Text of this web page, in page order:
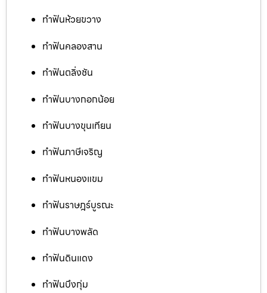
ทำฟันห้วยขวาง
ทำฟันคลองสาน
ทำฟันตลิ่งชัน
ทำฟันบางกอกน้อย
ทำฟันบางขุนเทียน
ทำฟันภาษีเจริญ
ทำฟันหนองแขม
ทำฟันราษฎร์บูรณะ
ทำฟันบางพลัด
ทำฟันดินแดง
ทำฟันบึงกุ่ม